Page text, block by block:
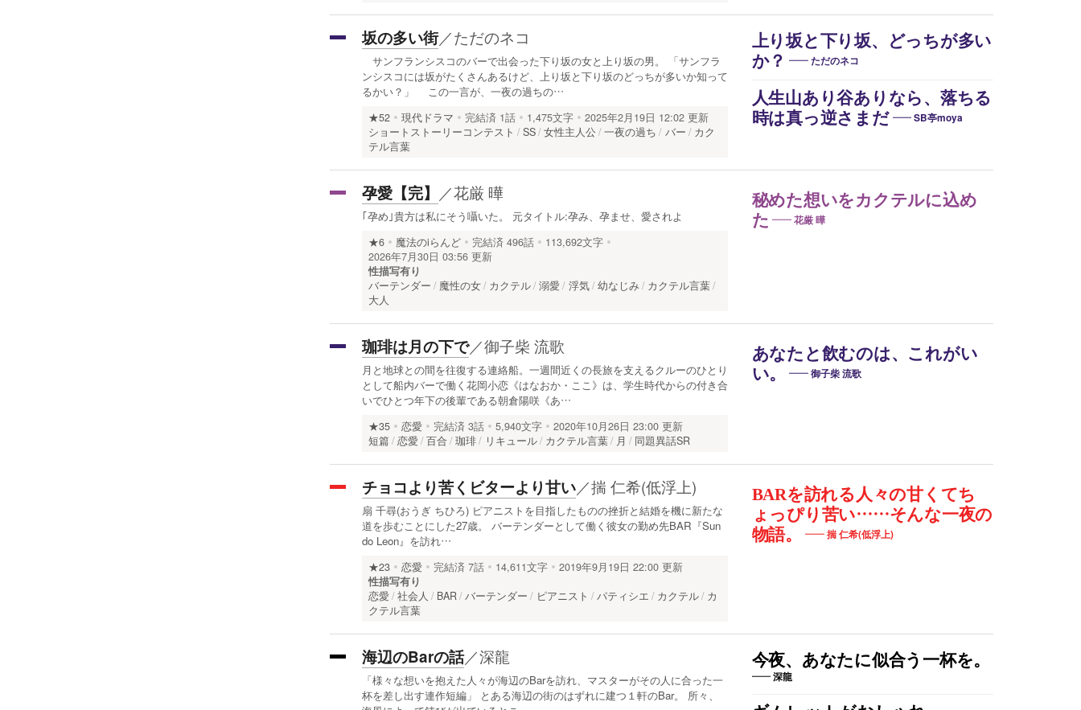
上り坂と下り坂、どっちが多い
か？
ただのネコ
人生山あり谷ありなら、落ちる
時は真っ逆さまだ
SB亭moya
坂の多い街／ただのネコ
サンフランシスコのバーで出会った下り坂の女と上り坂の男。 「サンフラ
ンシスコには坂がたくさんあるけど、上り坂と下り坂のどっちが多いか知って
るかい？」 この一言が、一夜の過ちの…
★52 現代ドラマ 完結済 1話 1,475文字
2025年2月19日 12:02 更新
ショートストーリーコンテスト
SS 女性主人公 一夜の過ち バー
カク
テル言葉
秘めた想いをカクテルに込め
た
花厳 曄
孕愛【完】 ／花厳 曄
｢孕め｣貴方は私にそう囁いた。 元タイトル:孕み、孕ませ、愛されよ
★6 魔法のiらんど 完結済 496話
113,692文字
2026年7月30日 03:56 更新
性描写有り
バーテンダー
魔性の女 カクテル 溺愛 浮気 幼なじみ
カクテル言葉
大人
あなたと飲むのは、これがい
い。
御子柴 流歌
珈琲は月の下で／御子柴 流歌
月と地球との間を往復する連絡船。一週間近くの長旅を支えるクルーのひとり
として船内バーで働く花岡小恋《はなおか・ここ》は、学生時代からの付き合
いでひとつ年下の後輩である朝倉陽咲《あ…
★35 恋愛 完結済 3話 5,940文字
2020年10月26日 23:00 更新
短篇
恋愛 百合 珈琲 リキュール カクテル言葉 月 同題異話SR
BARを訪れる人々の甘くてち
ょっぴり苦い……そんな一夜の
物語。
揣 仁希(低浮上)
チョコより苦くビターより甘い／揣 仁希(低浮上)
扇 千尋(おうぎ ちひろ) ピアニストを目指したものの挫折と結婚を機に新たな
道を歩むことにした27歳。 バーテンダーとして働く彼女の勤め先BAR『Sun
do Leon』を訪れ…
★23 恋愛 完結済 7話 14,611文字
2019年9月19日 22:00 更新
性描写有り
恋愛 社会人 BAR バーテンダー ピアニスト パティシエ カクテル
カ
クテル言葉
今夜、あなたに似合う一杯を。
深龍
海辺のBarの話／深龍
「様々な想いを抱えた人々が海辺のBarを訪れ、マスターがその人に合った一
杯を差し出す連作短編」 とある海辺の街のはずれに建つ１軒のBar。 所々、